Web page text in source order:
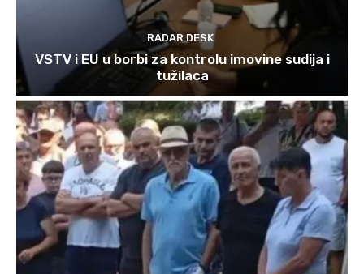
RADAR DESK
VSTV i EU u borbi za kontrolu imovine sudija i
tužilaca